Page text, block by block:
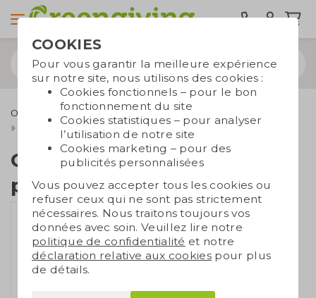
Outdoor & Loisirs Jouets et jeux
Jeux
Quatre en ligne en paille de blé
Quatre en ligne en
paille de blé
COOKIES
Pour vous garantir la meilleure expérience
sur notre site, nous utilisons des cookies :
Cookies fonctionnels – pour le bon
fonctionnement du site
Cookies statistiques – pour analyser
l’utilisation de notre site
Cookies marketing – pour des
publicités personnalisées
Vous pouvez accepter tous les cookies ou
refuser ceux qui ne sont pas strictement
nécessaires. Nous traitons toujours vos
données avec soin. Veuillez lire notre
politique de confidentialité et notre
déclaration relative aux cookies pour plus
de détails.